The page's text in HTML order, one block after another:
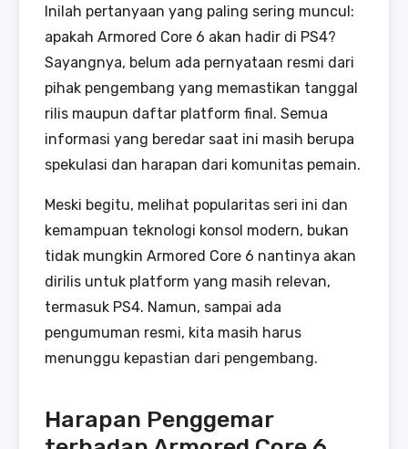
Inilah pertanyaan yang paling sering muncul:
apakah Armored Core 6 akan hadir di PS4?
Sayangnya, belum ada pernyataan resmi dari
pihak pengembang yang memastikan tanggal
rilis maupun daftar platform final. Semua
informasi yang beredar saat ini masih berupa
spekulasi dan harapan dari komunitas pemain.
Meski begitu, melihat popularitas seri ini dan
kemampuan teknologi konsol modern, bukan
tidak mungkin Armored Core 6 nantinya akan
dirilis untuk platform yang masih relevan,
termasuk PS4. Namun, sampai ada
pengumuman resmi, kita masih harus
menunggu kepastian dari pengembang.
Harapan Penggemar